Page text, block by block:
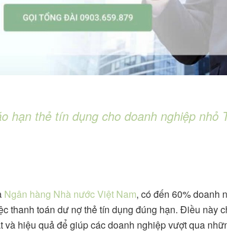
hạn thẻ tín dụng cho doanh nghiệp nhỏ
Ngân hàng Nhà nước Việt Nam, có đến 60% doanh
thanh toán dư nợ thẻ tín dụng đúng hạn. Điều này
hiệu quả để giúp các doanh nghiệp vượt qua